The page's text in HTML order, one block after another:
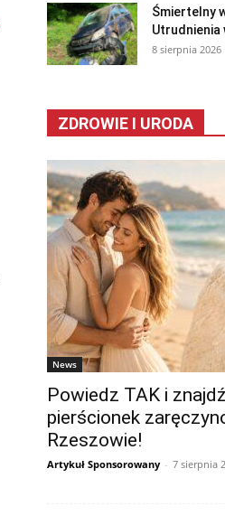
Śmiertelny
Utrudnienia
8 sierpnia 2026
ZDROWIE I URODA
News
Powiedz TAK i
pierścionek
Rzeszowie!
Artykuł Sponsorowany - 7 sierpnia